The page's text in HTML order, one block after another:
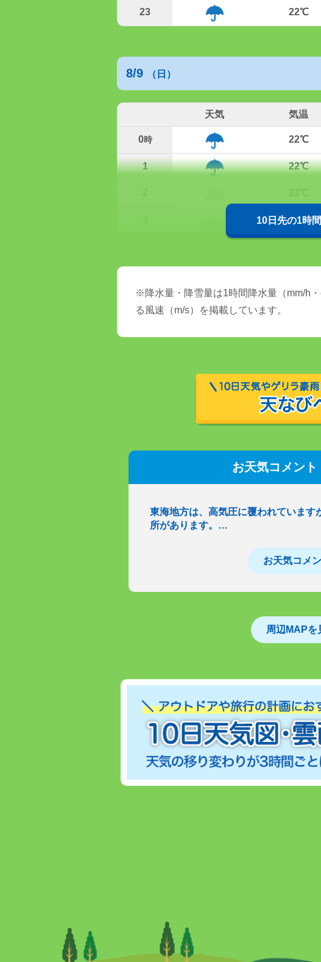
23 22℃
8/9 （日）
天気 気温
0時 22℃
1 22℃
22℃
10日先の1時
※降水量・降雪量は1時間降水量（mm/h
る風速（m/s）を掲載しています。
お天気コメント
東海地方は、高気圧に覆われています
所があります。…
お天気コメ
周辺MAPを